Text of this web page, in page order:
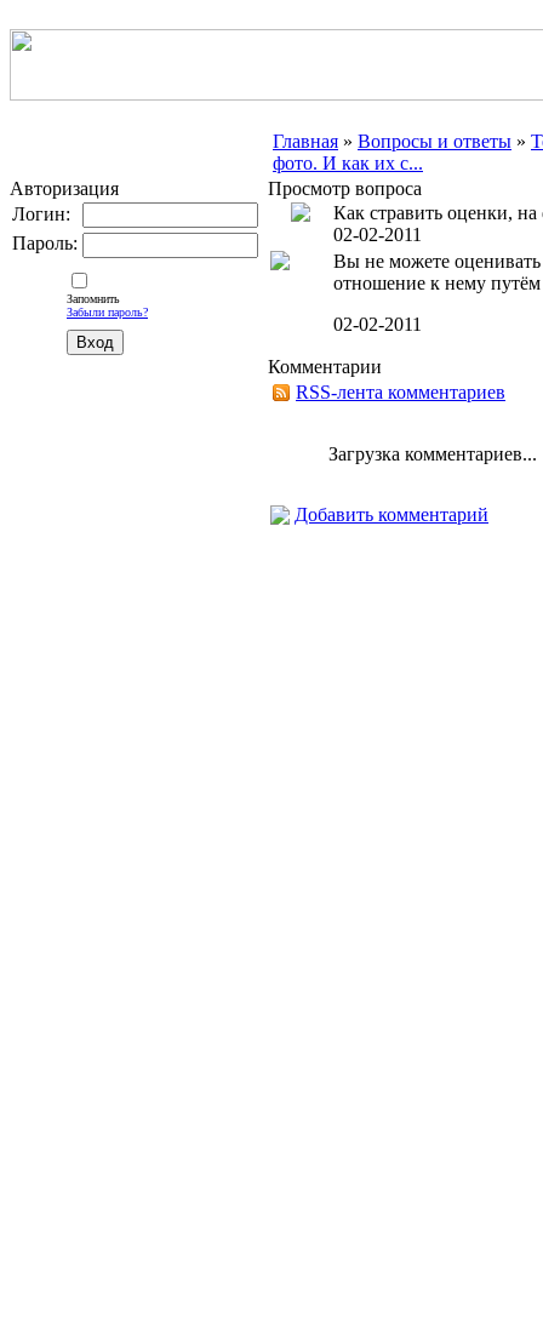
Главная » Вопросы и ответы »
фото. И как их с...
Авторизация
Логин:
Пароль:
Запомнить
Забыли пароль?
Просмотр вопроса
Как стравить оценки,
02-02-2011
Вы не можете
отношение к нему путём
02-02-2011
Комментарии
RSS-лента комментариев
Загрузка комментариев...
Добавить комментарий